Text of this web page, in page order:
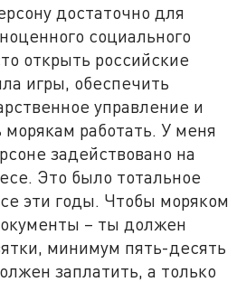
достаточно для
социального
открыть российские
игры, обеспечить
управление и
работать. У меня
задействовано на
Это было тотальное
эти годы. Чтобы моряком
– ты должен
минимум пять-десять
заплатить, а только